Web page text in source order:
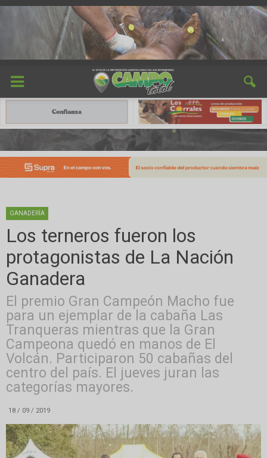
GANADERÍA
Los terneros fueron los
protagonistas de La Nación
Ganadera
El premio Gran Campeón Macho fue
para un ejemplar de la cabaña Las
Tranqueras mientras que la Gran
Campeona quedó en manos de El
Volcán. Participaron 50 cabañas del
centro del país. El jueves juran las
categorías mayores.
18 / 09 / 2019